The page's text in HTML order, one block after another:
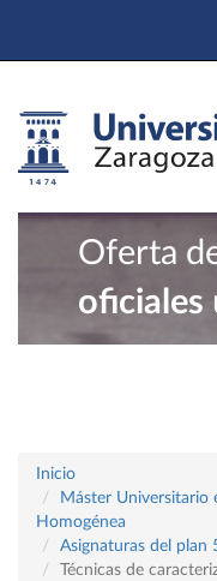
Oferta
oficiales
Inicio
Máster Universitario
Homogénea
Asignaturas del plan
Técnicas de